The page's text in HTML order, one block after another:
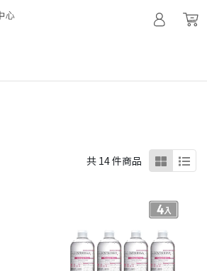
共 14 件商品